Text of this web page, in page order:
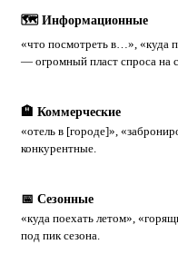
🗺 Информационные
«что посмотреть в…», «куда
— огромный пласт спроса на
🏨 Коммерческие
«отель в [городе]»,
конкурентные.
📅 Сезонные
«куда поехать летом»,
под пик сезона.